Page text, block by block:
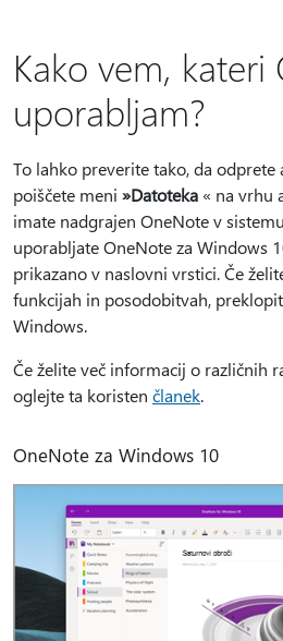
Kako vem, kateri
uporabljam?
To lahko preverite tako, da
poiščete meni »Datoteka « na vrhu
imate nadgrajen OneNote v
uporabljate OneNote za Windows
prikazano v naslovni vrstici. Če
funkcijah in posodobitvah,
Windows.
Če želite več informacij o različnih
oglejte ta koristen članek.
OneNote za Windows 10